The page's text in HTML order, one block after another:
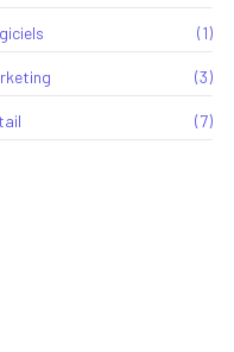
(1)
(3)
(7)